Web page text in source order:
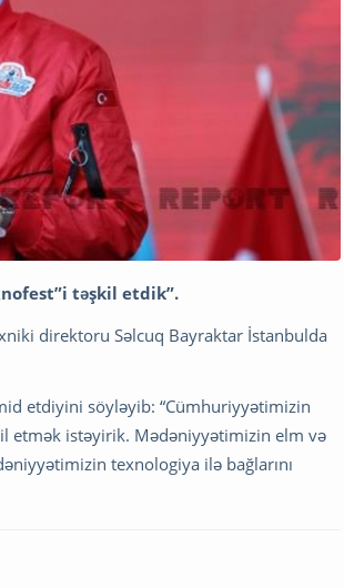
təşkil etdik”.
direktoru Səlcuq Bayraktar İstanbulda
etdiyini söyləyib: “Cümhuriyyətimizin
etmək istəyirik. Mədəniyyətimizin elm və
texnologiya ilə bağlarını